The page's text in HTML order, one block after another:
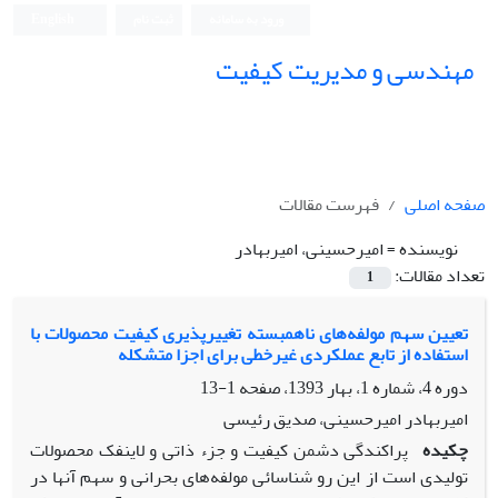
مهندسی و مدیریت کیفیت
صفحه اصلی
فهرست مقالات
نویسنده =امیرحسینی، امیربهادر
تعداد مقالات:
1
تعیین سهم مولفه‌های ناهمبسته تغییرپذیری کیفیت محصولات با
استفاده از تابع عملکردی غیرخطی برای اجزا متشکله
دوره 4، شماره 1، بهار 1393، صفحه
1-13
امیربهادر امیرحسینی، صدیق رئیسی
چکیده پراکندگی دشمن کیفیت و جزء ذاتی و لاینفک محصولات
تولیدی است از این رو شناسائی مولفه‌های بحرانی و سهم آنها در